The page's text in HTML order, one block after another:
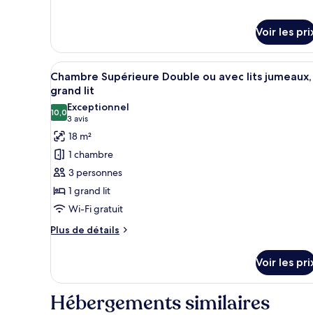
lit
de
chambre
Chambre
Double
Classique,
1
grand
lit
Voir les
Afficher
toutes
les
photos
pour
ce
type
de
chambre :
Chambre
Supérieure
avec
lits
jumeaux,
Une chambre d’hôtel avec
6
Chambre Supérieure Double ou avec lits jumeaux,
grand lit
10,010,0 sur 10
Exceptionnel
3 avis
(3 avis)
18 m²
1 chambre
3 personnes
1 grand lit
Wi-Fi gratuit
Plus de détails
Plus
le
type
de
Voir les
Hébergements similaires